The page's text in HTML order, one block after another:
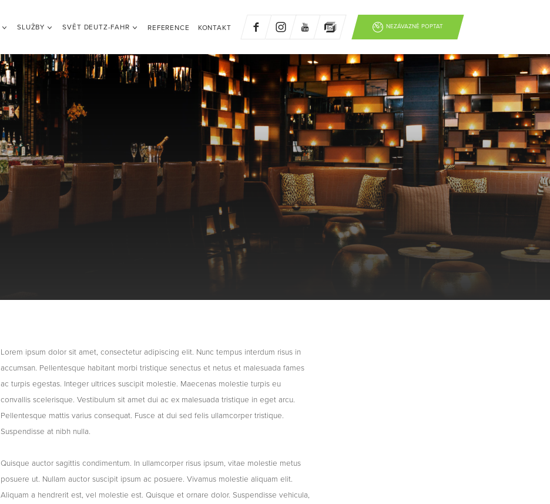
SLUŽBY SVĚT DEUTZ-FAHR REFERENCE KONTAKT NEZÁVAZNĚ POPTAT
Lorem ipsum dolor sit amet, consectetur adipiscing elit. Nunc tempus interdum risus in
accumsan. Pellentesque habitant morbi tristique senectus et netus et malesuada fames
ac turpis egestas. Integer ultrices suscipit molestie. Maecenas molestie turpis eu
convallis scelerisque. Vestibulum sit amet dui ac ex malesuada tristique in eget arcu.
Pellentesque mattis varius consequat. Fusce at dui sed felis ullamcorper tristique.
Suspendisse at nibh nulla.
Quisque auctor sagittis condimentum. In ullamcorper risus ipsum, vitae molestie metus
posuere ut. Nullam auctor suscipit ipsum ac posuere. Vivamus molestie aliquam elit.
Aliquam a hendrerit est, vel molestie est. Quisque et ornare dolor. Suspendisse vehicula,